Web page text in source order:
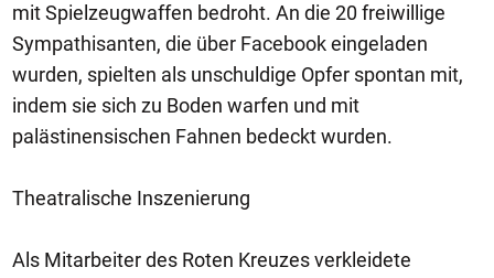
mit Spielzeugwaffen bedroht. An die 20 freiwillige
Sympathisanten, die über Facebook eingeladen
wurden, spielten als unschuldige Opfer spontan mit,
indem sie sich zu Boden warfen und mit
palästinensischen Fahnen bedeckt wurden.
Theatralische Inszenierung
Als Mitarbeiter des Roten Kreuzes verkleidete